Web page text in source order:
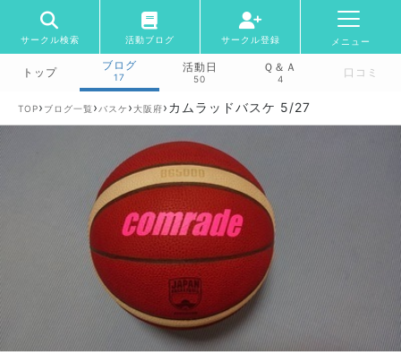
サークル検索 活動ブログ サークル登録 メニュー
トップ
ブログ
17
活動日
50
Ｑ＆Ａ
4 口コミ
TOP› ブログ一覧 › バスケ › 大阪府›カムラッドバスケ 5/27